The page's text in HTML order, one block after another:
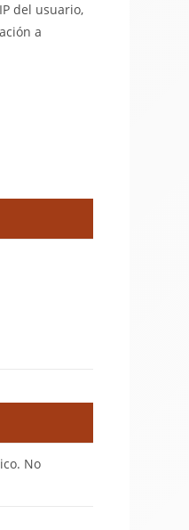
del usuario,
a
No